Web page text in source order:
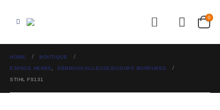
0
HOME BOUTIQUE
ESPACE HERBE DÉBROUSAILLEUSES/COUPE BORDURES
STIHL FS131